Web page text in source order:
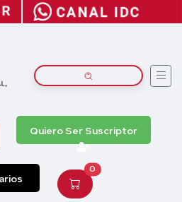
Quiero Ser Suscriptor
0